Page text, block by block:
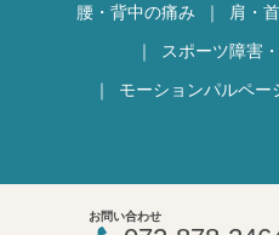
お問い合わ
腰・背中の痛み
肩・
スポーツ障害
モーションパルペー